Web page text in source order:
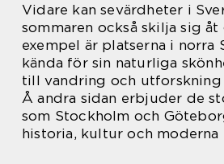
Vidare kan sevärdheter i
sommaren också skilja sig
exempel är platserna i norra
kända för sin naturliga
till vandring och utforskning
Å andra sidan erbjuder de
som Stockholm och
historia, kultur och moderna